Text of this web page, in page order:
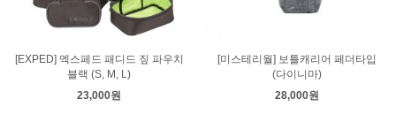
[EXPED] 엑스페드 패디드 짚 파우치
블랙 (S, M, L)
23,000원
[미스테리월] 보틀캐리어 페더타입
(다이니마)
28,000원